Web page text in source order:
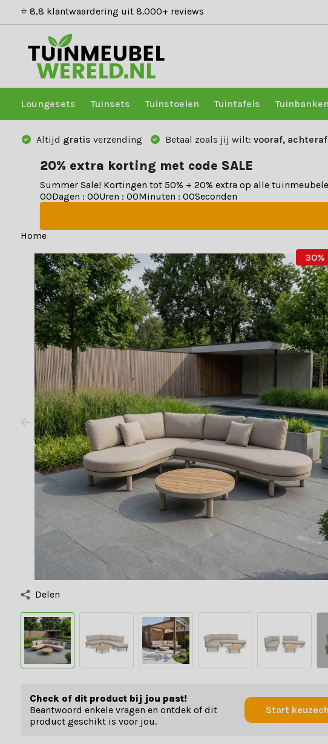
⭐ 8,8 klantwaardering uit 8.000+ reviews
Loungesets Tuinsets Tuinstoelen Tuintafels Tuinbanken
Altijd gratis verzending Betaal zoals jij wilt: vooraf, achteraf
20% extra korting met code SALE
Summer Sale! Kortingen tot 50% + 20% extra op alle
00Dagen : 00Uren : 00Minuten : 00Seconden
Home
Delen
Check of dit product bij jou past!
Beantwoord enkele vragen en ontdek of dit
product geschikt is voor jou.
Start